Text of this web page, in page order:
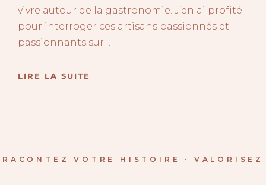
vivre autour de la gastronomie. J’en ai profité
pour interroger ces artisans passionnés et
passionnants sur…
LIRE LA SUITE
RACONTEZ VOTRE HISTOIRE ·